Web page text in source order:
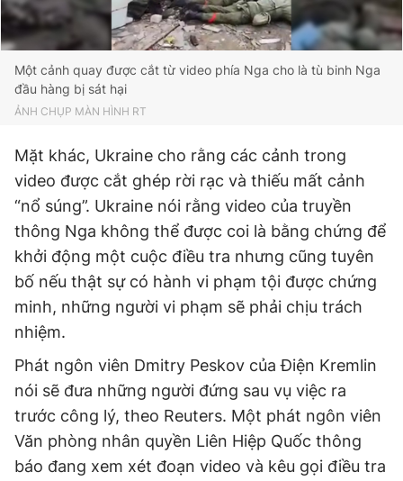
Một cảnh quay được cắt từ video phía Nga cho là tù binh Nga
đầu hàng bị sát hại
ẢNH CHỤP MÀN HÌNH RT
Mặt khác, Ukraine cho rằng các cảnh trong
video được cắt ghép rời rạc và thiếu mất cảnh
“nổ súng”. Ukraine nói rằng video của truyền
thông Nga không thể được coi là bằng chứng để
khởi động một cuộc điều tra nhưng cũng tuyên
bố nếu thật sự có hành vi phạm tội được chứng
minh, những người vi phạm sẽ phải chịu trách
nhiệm.
Phát ngôn viên Dmitry Peskov của Điện Kremlin
nói sẽ đưa những người đứng sau vụ việc ra
trước công lý, theo Reuters. Một phát ngôn viên
Văn phòng nhân quyền Liên Hiệp Quốc thông
báo đang xem xét đoạn video và kêu gọi điều tra